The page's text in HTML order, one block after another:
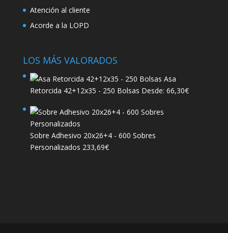
Atención al cliente
Acorde a la LOPD
LOS MÁS VALORADOS
Asa
Retorcida 42+12x35 - 250 Bolsas Desde: 66,30€
Sobre Adhesivo 20x26+4 - 600 Sobres
Personalizados 233,69€